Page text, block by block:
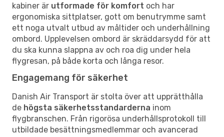
kabiner är utformade för komfort och har
ergonomiska sittplatser, gott om benutrymme samt
ett noga utvalt utbud av måltider och underhållning
ombord. Upplevelsen ombord är skräddarsydd för att
du ska kunna slappna av och roa dig under hela
flygresan, på både korta och långa resor.
Engagemang för säkerhet
Danish Air Transport är stolta över att upprätthålla
de högsta säkerhetsstandarderna inom
flygbranschen. Från rigorösa underhållsprotokoll till
utbildade besättningsmedlemmar och avancerad